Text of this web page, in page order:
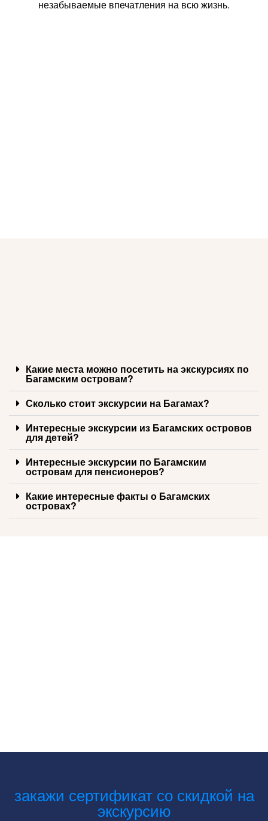
незабываемые впечатления на всю жизнь.
Какие места можно посетить на экскурсиях по
Багамским островам?
Сколько стоит экскурсии на Багамах?
Интересные экскурсии из Багамских островов
для детей?
Интересные экскурсии по Багамским
островам для пенсионеров?
Какие интересные факты о Багамских
островах?
закажи сертификат со скидкой на
экскурсию